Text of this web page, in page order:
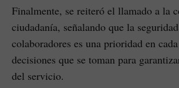
Finalmente, se reiteró el llamado a la
ciudadanía, señalando que la
colaboradores es una prioridad en
decisiones que se toman para
del servicio.